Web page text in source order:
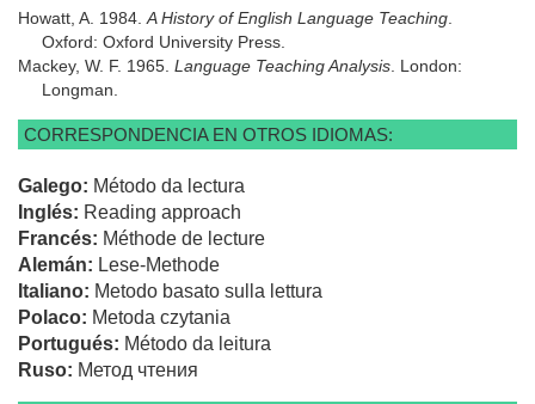
Howatt, A. 1984. A History of English Language Teaching
Oxford: Oxford University Press.
Mackey, W. F. 1965. Language Teaching Analysis . London:
Longman.
CORRESPONDENCIA EN OTROS IDIOMAS:
Galego: Método da lectura
Inglés: Reading approach
Francés: Méthode de lecture
Alemán: Lese-Methode
Italiano: Metodo basato sulla lettura
Polaco: Metoda czytania
Portugués: Método da leitura
Ruso: Метод чтения